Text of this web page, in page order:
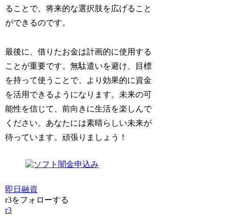
ることで、将来的な選択肢を広げること
ができるのです。
最後に、借りたお金は計画的に使用する
ことが重要です。無駄遣いを避け、目標
を持って使うことで、より効果的に資金
を活用できるようになります。未来の可
能性を信じて、前向きに生活を楽しんで
ください。あなたには素晴らしい未来が
待っています。頑張りましょう！
即日融資
r3をフォローする
r3